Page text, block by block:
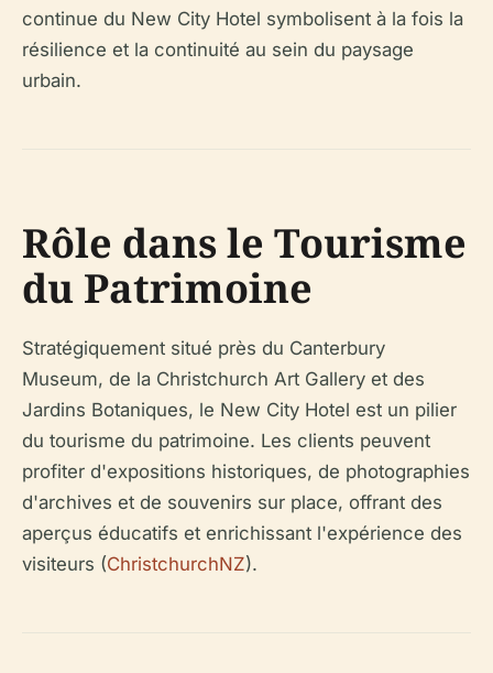
continue du New City Hotel symbolisent à la fois la
résilience et la continuité au sein du paysage
urbain.
Rôle dans le Tourisme
du Patrimoine
Stratégiquement situé près du Canterbury
Museum, de la Christchurch Art Gallery et des
Jardins Botaniques, le New City Hotel est un pilier
du tourisme du patrimoine. Les clients peuvent
profiter d'expositions historiques, de photographies
d'archives et de souvenirs sur place, offrant des
aperçus éducatifs et enrichissant l'expérience des
visiteurs (ChristchurchNZ).